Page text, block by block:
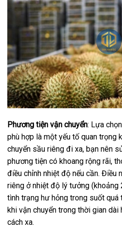
Phương tiện vận chuyển: Lựa
phù hợp là một yếu tố quan trọng
chuyển sầu riêng đi xa, bạn nên
phương tiện có khoang rộng rãi,
điều chỉnh nhiệt độ nếu cần. Điều
riêng ở nhiệt độ lý tưởng (khoảng
tình trạng hư hỏng trong suốt quá
khi vận chuyển trong thời gian
cách xa.